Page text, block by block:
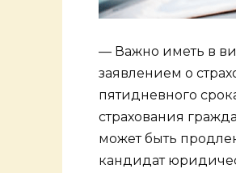
— Важно иметь в
заявлением о
пятидневного
страхования
может быть
кандидат